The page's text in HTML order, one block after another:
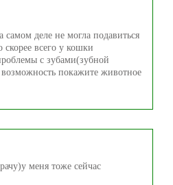
деле не могла подавиться
всего у кошки
с зубами(зубной
покажите животное
меня тоже сейчас